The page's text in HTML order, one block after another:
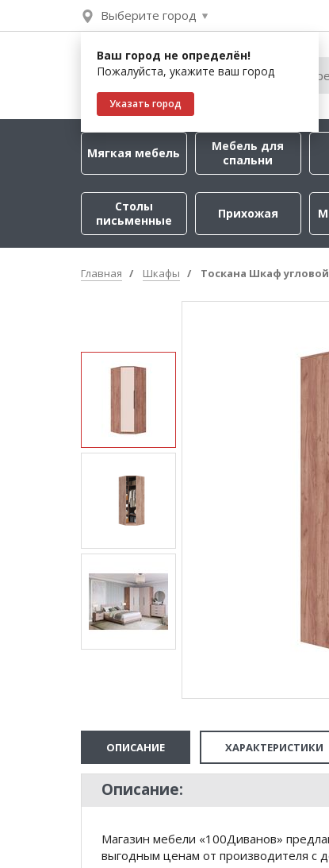
Выберите город
Ваш город не определён!
Пожалуйста, укажите ваш город
Указать город
Мягкая мебель
Мебель для
спальни
Столы
письменные
Прихожая
Главная Шкафы Тоскана Шкаф угловой
ОПИСАНИЕ ХАРАКТЕРИСТИКИ
Описание:
Магазин мебели «100Диванов»
выгодным ценам от производителя с